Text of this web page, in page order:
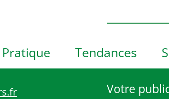
V
i
e
Pratique Tendances
Votre